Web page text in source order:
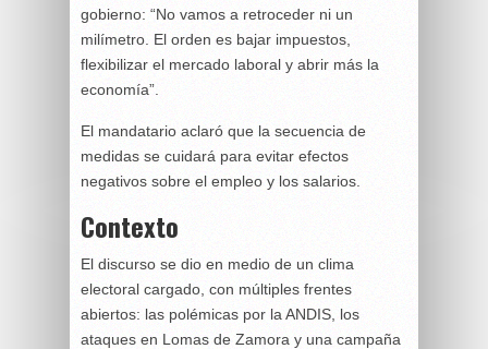
gobierno: “No vamos a retroceder ni un
milímetro. El orden es bajar impuestos,
flexibilizar el mercado laboral y abrir más la
economía”.
El mandatario aclaró que la secuencia de
medidas se cuidará para evitar efectos
negativos sobre el empleo y los salarios.
Contexto
El discurso se dio en medio de un clima
electoral cargado, con múltiples frentes
abiertos: las polémicas por la ANDIS, los
ataques en Lomas de Zamora y una campaña